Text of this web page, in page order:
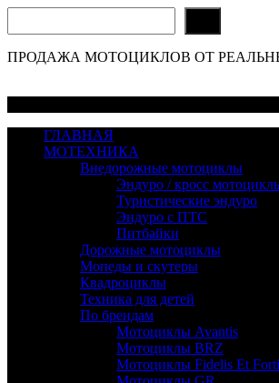
ПРОДАЖА МОТОЦИКЛОВ ОТ
ГЛАВНАЯ
МОТЕХНИКА
Внедорожные мотоциклы
Эндуро / кросс
Туристические эндуро
Эндуро с ПТС
Питбайки
Дорожные мотоциклы
Мопеды и скутеры
Квадроциклы
Техника для детей
По брендам
Мотоциклы Avantis
Мотоциклы BRZ
Мотоциклы Fidelis Et